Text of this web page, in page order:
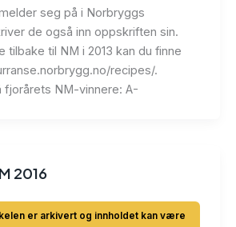
seg på i Norbryggs
de også inn oppskriften sin.
tilbake til NM i 2013 kan du finne
recipes/.
fjorårets NM-vinnere: A-
2016